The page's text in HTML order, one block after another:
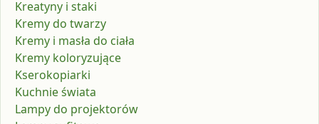
Kreatyny i staki
Kremy do twarzy
Kremy i masła do ciała
Kremy koloryzujące
Kserokopiarki
Kuchnie świata
Lampy do projektorów